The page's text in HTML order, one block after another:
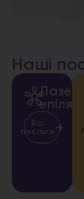
Наші
Всі
послуги